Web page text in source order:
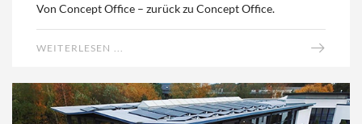
Von Concept Office – zurück zu Concept Office.
WEITERLESEN ...